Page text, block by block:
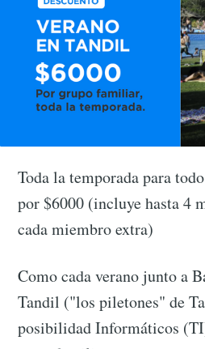
Toda la temporada para
por $6000 (incluye hasta 4
cada miembro extra)
Como cada verano junto a
Tandil ("los piletones" de
posibilidad Informáticos